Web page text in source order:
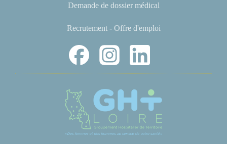
Demande de dossier médical
Recrutement - Offre d'emploi